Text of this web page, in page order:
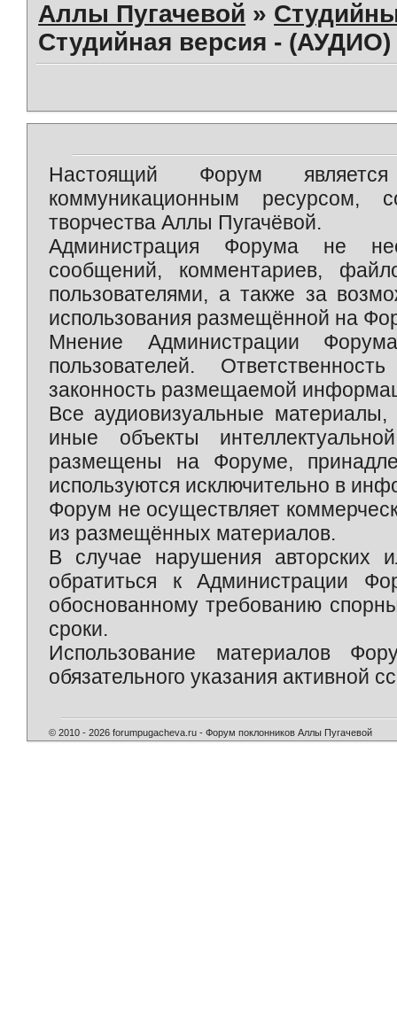
Аллы Пугачевой »
Студийная версия - (АУДИО)
Настоящий Форум является
коммуникационным ресурсом,
творчества Аллы Пугачёвой.
Администрация Форума не
сообщений, комментариев,
пользователями, а также за
использования размещённой на
Мнение Администрации
пользователей.
законность размещаемой
Все аудиовизуальные
иные объекты
размещены на Форуме,
используются исключительно в
Форум не осуществляет
из размещённых материалов.
В случае нарушения авторских
обратиться к Администрации
обоснованному требованию
сроки.
Использование материалов
обязательного указания активной
© 2010 - 2026 forumpugacheva.ru - Форум поклонников Аллы Пугачевой